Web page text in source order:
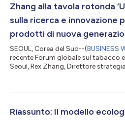
Zhang alla tavola rotonda
sulla ricerca e innovazione
prodotti di nuova
SEOUL, Corea del Sud--(BUSINESS
recente Forum globale sul tabacco
Seoul, Rex Zhang, Direttore
prodotti di nuova generazione
sua qualità di direttore strategia
Riassunto: Il modello